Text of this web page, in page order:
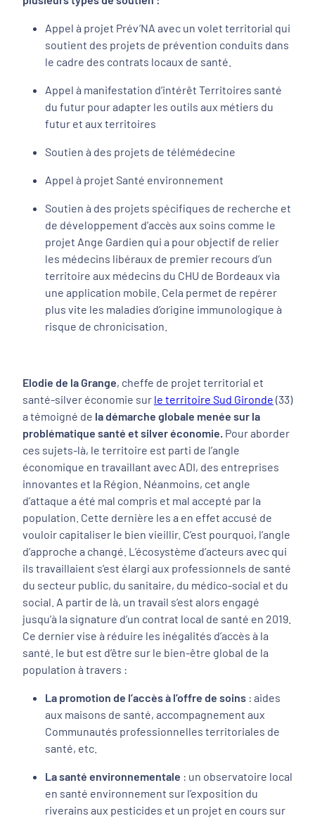
Appel à projet Prév’NA avec un volet territorial qui
soutient des projets de prévention conduits dans
le cadre des contrats locaux de santé.
Appel à manifestation d’intérêt Territoires santé
du futur pour adapter les outils aux métiers du
futur et aux territoires
Soutien à des projets de télémédecine
Appel à projet Santé environnement
Soutien à des projets spécifiques de recherche et
de développement d’accès aux soins comme le
projet Ange Gardien qui a pour objectif de relier
les médecins libéraux de premier recours d’un
territoire aux médecins du CHU de Bordeaux via
une application mobile. Cela permet de repérer
plus vite les maladies d’origine immunologique à
risque de chronicisation.
Elodie de la Grange, cheffe de projet territorial et
santé-silver économie sur le territoire Sud Gironde (33)
a témoigné de la démarche globale menée sur la
problématique santé et silver économie. Pour aborder
ces sujets-là, le territoire est parti de l’angle
économique en travaillant avec ADI, des entreprises
innovantes et la Région. Néanmoins, cet angle
d’attaque a été mal compris et mal accepté par la
population. Cette dernière les a en effet accusé de
vouloir capitaliser le bien vieillir. C’est pourquoi, l’angle
d’approche a changé. L’écosystème d’acteurs avec qui
ils travaillaient s’est élargi aux professionnels de santé
du secteur public, du sanitaire, du médico-social et du
social. A partir de là, un travail s’est alors engagé
jusqu’à la signature d’un contrat local de santé en 2019.
Ce dernier vise à réduire les inégalités d’accès à la
santé. le but est d’être sur le bien-être global de la
population à travers :
La promotion de l’accès à l’offre de soins : aides
aux maisons de santé, accompagnement aux
Communautés professionnelles territoriales de
santé, etc.
La santé environnementale : un observatoire local
en santé environnement sur l’exposition du
riverains aux pesticides et un projet en cours sur